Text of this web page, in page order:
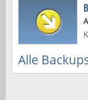
Alle